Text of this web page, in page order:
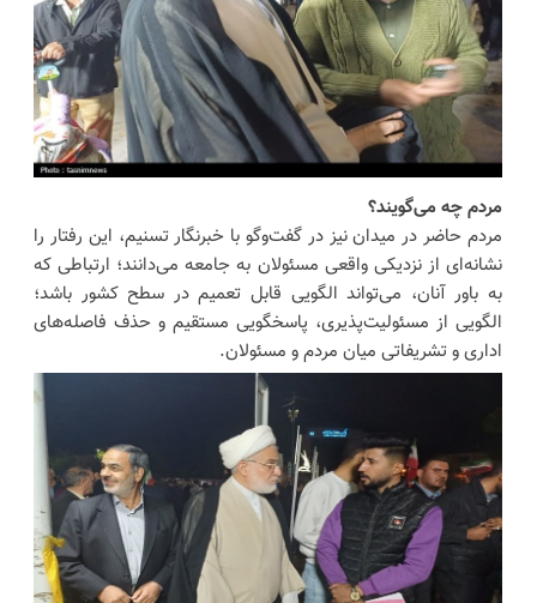
مردم چه می‌گویند؟
مردم حاضر در میدان نیز در گفت‌وگو با خبرنگار تسنیم، این رفتار را
نشانه‌ای از نزدیکی واقعی مسئولان به جامعه می‌دانند؛ ارتباطی که
به باور آنان، می‌تواند الگویی قابل تعمیم در سطح کشور باشد؛
الگویی از مسئولیت‌پذیری، پاسخگویی مستقیم و حذف فاصله‌های
اداری و تشریفاتی میان مردم و مسئولان.